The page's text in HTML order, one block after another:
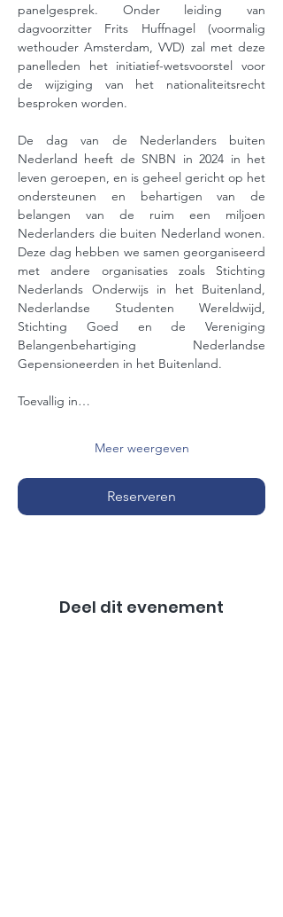
panelgesprek. Onder leiding van
dagvoorzitter Frits Huffnagel (voormalig
wethouder Amsterdam, VVD) zal met deze
panelleden het initiatief-wetsvoorstel voor
de wijziging van het nationaliteitsrecht
besproken worden.
De dag van de Nederlanders buiten
Nederland heeft de SNBN in 2024 in het
leven geroepen, en is geheel gericht op het
ondersteunen en behartigen van de
belangen van de ruim een miljoen
Nederlanders die buiten Nederland wonen.
Deze dag hebben we samen georganiseerd
met andere organisaties zoals Stichting
Nederlands Onderwijs in het Buitenland,
Nederlandse Studenten Wereldwijd,
Stichting Goed en de Vereniging
Belangenbehartiging Nederlandse
Gepensioneerden in het Buitenland.
Toevallig in…
Meer weergeven
Reserveren
Deel dit evenement